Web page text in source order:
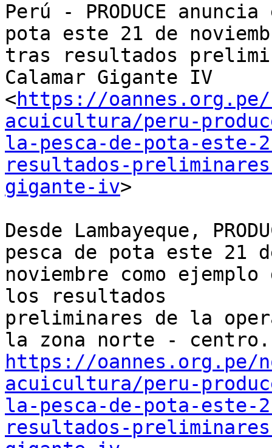
Perú - PRODUCE
pota este 21 de
tras resultados
Calamar Gigante IV
<https://
acuicultura/peru-
la-pesca-de-pota-este-
resultados-
gigante-iv>
Desde Lambayeque,
pesca de pota este 21
noviembre como
los resultados
preliminares de la
https://oannes.org.pe/
acuicultura/peru-
la-pesca-de-pota-este-
resultados-